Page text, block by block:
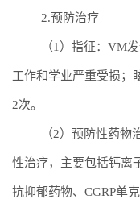
2.预防治疗
（1 ） 指征： VM
工作和学业严重受损；
2次。
（2） 预防性药物
性治疗， 主要包括钙离
抗抑郁药物、 CGRP单